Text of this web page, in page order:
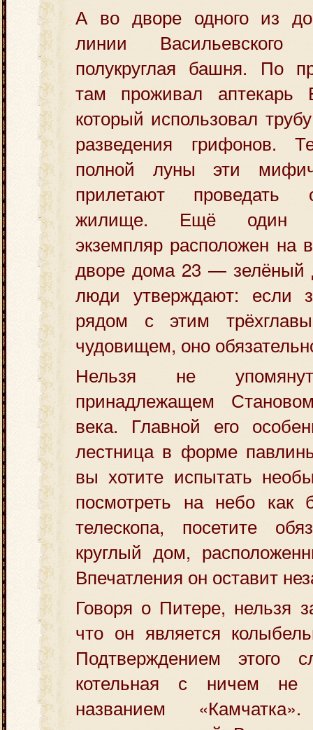
А во дворе одного из
линии Васильевского
полукруглая башня. По
там проживал аптекарь
который использовал
разведения грифонов.
полной луны эти
прилетают проведать
жилище. Ещё один
экземпляр расположен на
дворе дома 23 — зелёный
люди утверждают: если
рядом с этим
чудовищем, оно
Нельзя не
принадлежащем
века. Главной его
лестница в форме
вы хотите испытать
посмотреть на небо как
телескопа, посетите
круглый дом,
Впечатления он оставит
Говоря о Питере, нельзя
что он является
Подтверждением этого
котельная с ничем не
названием